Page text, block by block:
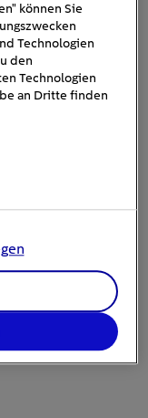
WEITER
können Sie
Technologien
den
Technologien
an Dritte finden